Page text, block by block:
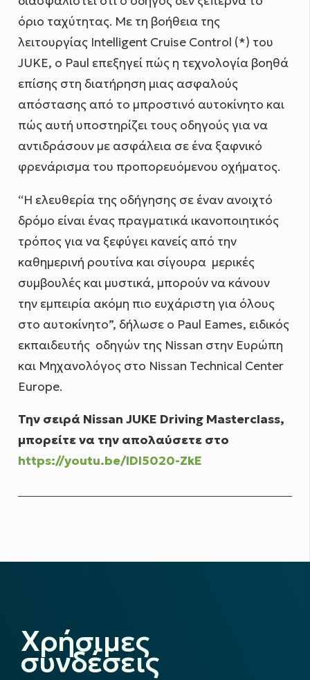
όριο ταχύτητας. Με τη βοήθεια της
λειτουργίας Intelligent Cruise Control (*) του
JUKE, ο Paul επεξηγεί πώς η τεχνολογία βοηθά
επίσης στη διατήρηση μιας ασφαλούς
απόστασης από το μπροστινό αυτοκίνητο και
πώς αυτή υποστηρίζει τους οδηγούς για να
αντιδράσουν με ασφάλεια σε ένα ξαφνικό
φρενάρισμα του προπορευόμενου οχήματος.
“Η ελευθερία της οδήγησης σε έναν ανοιχτό
δρόμο είναι ένας πραγματικά ικανοποιητικός
τρόπος για να ξεφύγει κανείς από την
καθημερινή ρουτίνα και σίγουρα μερικές
συμβουλές και μυστικά, μπορούν να κάνουν
την εμπειρία ακόμη πιο ευχάριστη για όλους
στο αυτοκίνητο”, δήλωσε ο Paul Eames, ειδικός
εκπαιδευτής οδηγών της Nissan στην Ευρώπη
και Μηχανολόγος στο Nissan Technical Center
Europe.
Την σειρά Nissan JUKE Driving Masterclass,
μπορείτε να την απολαύσετε στο
https://youtu.be/lDI5020-ZkE
Χρήσιμες
συνδέσεις